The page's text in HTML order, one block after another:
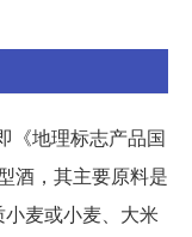
《地理标志产品国
酒，其主要原料是
麦或小麦、大米